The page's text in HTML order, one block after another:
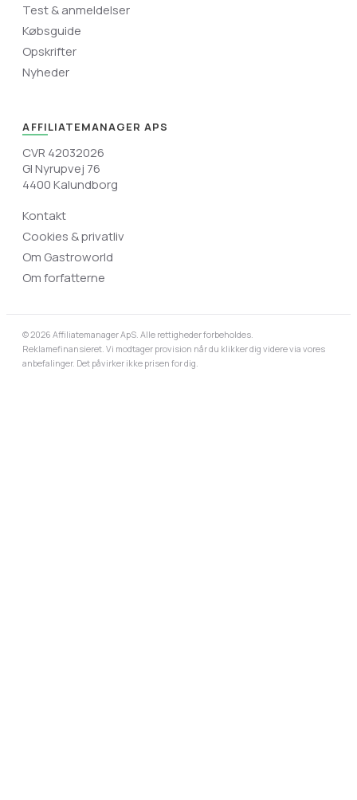
Test & anmeldelser
Købsguide
Opskrifter
Nyheder
AFFILIATEMANAGER APS
CVR 42032026
Gl Nyrupvej 76
4400 Kalundborg
Kontakt
Cookies & privatliv
Om Gastroworld
Om forfatterne
© 2026 Affiliatemanager ApS. Alle rettigheder forbeholdes.
Reklamefinansieret. Vi modtager provision når du klikker dig videre via vores
anbefalinger. Det påvirker ikke prisen for dig.